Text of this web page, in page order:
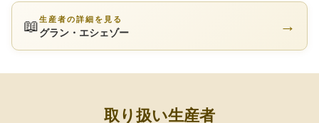
📖生産者の詳細を見る
グラン・エシェゾー →
取り扱い生産者